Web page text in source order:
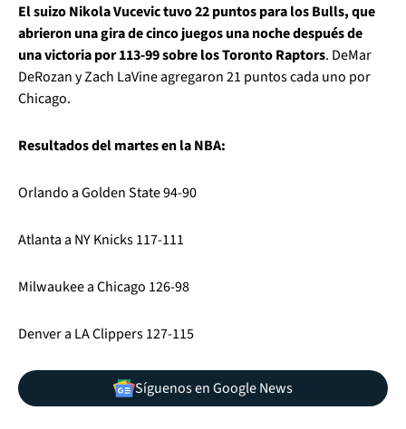
El suizo Nikola Vucevic tuvo 22 puntos para los Bulls, que
abrieron una gira de cinco juegos una noche después de
una victoria por 113-99 sobre los Toronto Raptors. DeMar
DeRozan y Zach LaVine agregaron 21 puntos cada uno por
Chicago.
Resultados del martes en la NBA:
Orlando a Golden State 94-90
Atlanta a NY Knicks 117-111
Milwaukee a Chicago 126-98
Denver a LA Clippers 127-115
Síguenos en Google News